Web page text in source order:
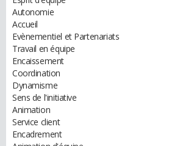
Autonomie
Accueil
Evènementiel et Partenariats
Travail en équipe
Encaissement
Coordination
Dynamisme
Sens de l'initiative
Animation
Service client
Encadrement